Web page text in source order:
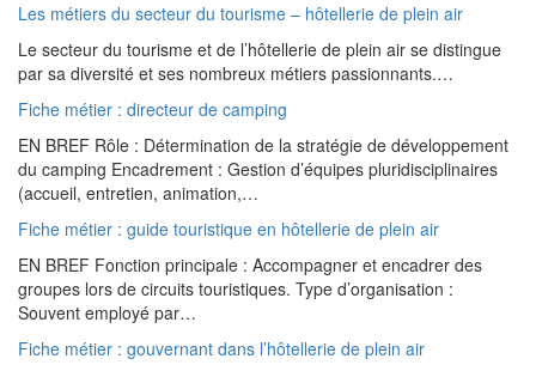
Les métiers du secteur du tourisme – hôtellerie de plein air
Le secteur du tourisme et de l’hôtellerie de plein air se distingue
par sa diversité et ses nombreux métiers passionnants.…
Fiche métier : directeur de camping
EN BREF Rôle : Détermination de la stratégie de développement
du camping Encadrement : Gestion d’équipes pluridisciplinaires
(accueil, entretien, animation,…
Fiche métier : guide touristique en hôtellerie de plein air
EN BREF Fonction principale : Accompagner et encadrer des
groupes lors de circuits touristiques. Type d’organisation :
Souvent employé par…
Fiche métier : gouvernant dans l’hôtellerie de plein air